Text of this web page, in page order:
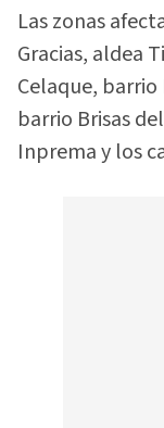
Las zonas
Gracias, aldea
Celaque, barrio
barrio Brisas
Inprema y los